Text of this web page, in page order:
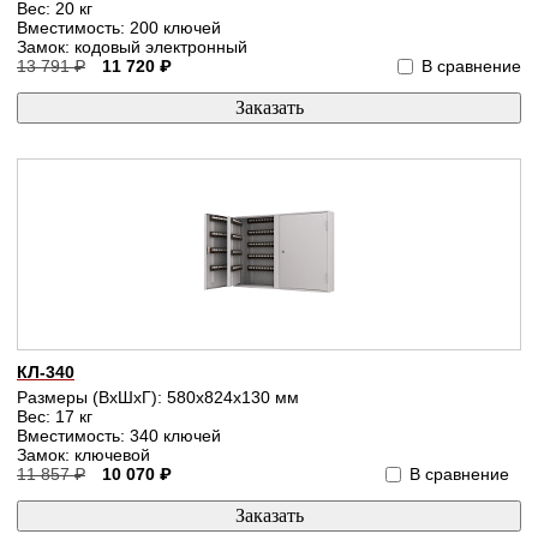
В сравнение
Вес: 20 кг
Вместимость: 200 ключей
Замок: кодовый электронный
13 791 ₽
11 720 ₽
В сравнение
КЛ-340
Размеры (ВхШхГ): 580x824x130 мм
Вес: 17 кг
Вместимость: 340 ключей
Замок: ключевой
11 857 ₽
10 070 ₽